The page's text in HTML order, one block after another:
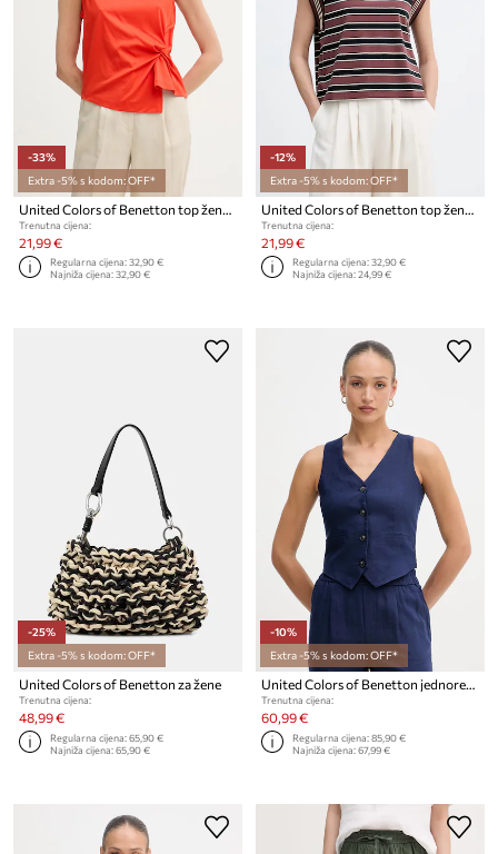
-33%
Extra -5% s kodom: OFF*
United Colors of Benetton top ženski pamučni
Trenutna cijena:
21,99 €
Regularna cijena:32,90 €
Najniža cijena:32,90 €
-12%
Extra -5% s kodom: OFF*
United Colors of Benetton top ženski od pamuka s elastanom
Trenutna cijena:
21,99 €
Regularna cijena:32,90 €
Najniža cijena:24,99 €
-25%
Extra -5% s kodom: OFF*
United Colors of Benetton za žene
Trenutna cijena:
48,99 €
Regularna cijena:65,90 €
Najniža cijena:65,90 €
-10%
Extra -5% s kodom: OFF*
United Colors of Benetton jednoredni prsluk za žene od lana
Trenutna cijena:
60,99 €
Regularna cijena:85,90 €
Najniža cijena:67,99 €